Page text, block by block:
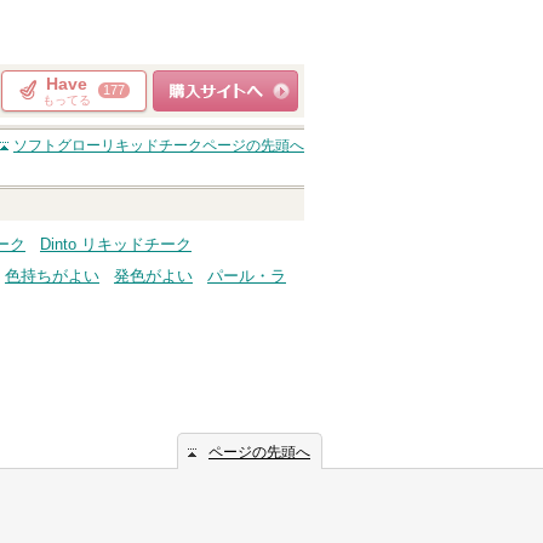
Have
もってる
177
ショッピングサイト
へ
ソフトグローリキッドチークページの先頭へ
ク
Dinto リキッドチーク
色持ちがよい 発色がよい
パール・ラ
ページの先頭へ